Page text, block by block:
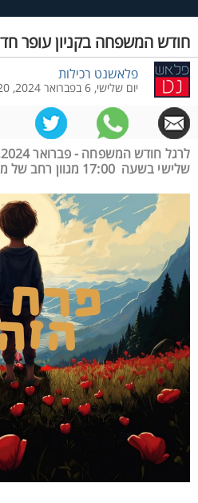
חודש המשפחה בקניון עופר
פלאשנט רכילות
יום שלישי, 6 בפברואר 2024, 12:20
שלישי בשעה 17:00 מגוון רחב של מופעים